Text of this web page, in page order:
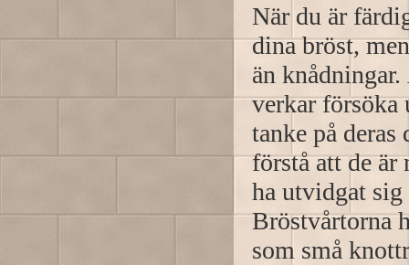
När du är
dina bröst,
än
verkar försöka
tanke på
förstå att de är
ha utvidgat
Bröstvårtorna
som små